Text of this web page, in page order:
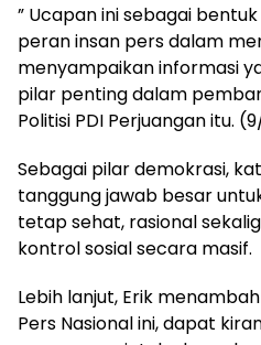
” Ucapan ini sebagai
peran insan pers dalam
menyampaikan informasi
pilar penting dalam
Politisi PDI Perjuangan itu.
Sebagai pilar demokrasi,
tanggung jawab besar
tetap sehat, rasional
kontrol sosial secara masif.
Lebih lanjut, Erik
Pers Nasional ini, dapat